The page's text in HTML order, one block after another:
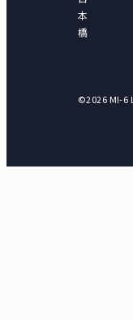
本
橋
©2026 MI-6